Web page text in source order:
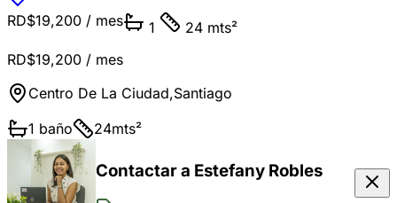
RD$19,200 / mes 1
24 mts²
RD$19,200 / mes
Centro De La Ciudad,Santiago
1 baño 24mts²
Contactar a Estefany Robles